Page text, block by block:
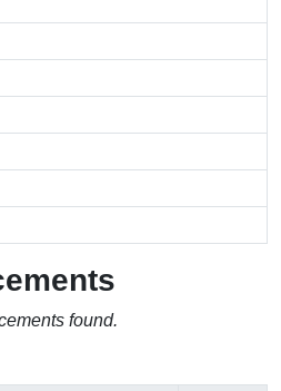
found.